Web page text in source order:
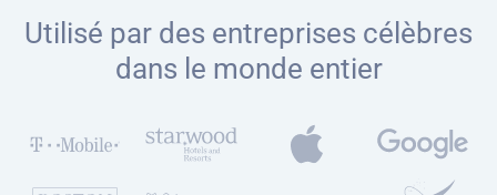
Utilisé par des entreprises célèbres
dans le monde entier